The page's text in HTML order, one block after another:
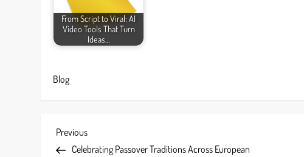
From Script to Viral: AI
Video Tools That Turn
Ideas…
Blog
P
Previous
Post
Previous
Celebrating Passover Traditions Across European